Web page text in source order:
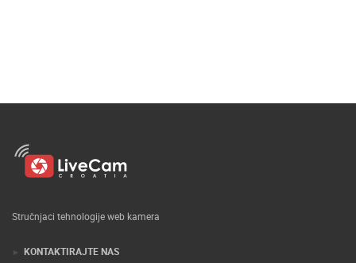
Stručnjaci tehnologije web kamera
KONTAKTIRAJTE NAS